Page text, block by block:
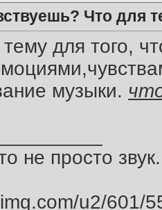
Что для
тему для того,
музыки.
не просто
u2/601/